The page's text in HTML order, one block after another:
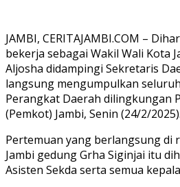
JAMBI, CERITAJAMBI.COM –
bekerja sebagai Wakil Wali Kota
Aljosha didampingi Sekretaris
langsung mengumpulkan
Perangkat Daerah dilingkungan
(Pemkot) Jambi, Senin (24/2/2025).
Pertemuan yang berlangsung di
Jambi gedung Grha Siginjai itu
Asisten Sekda serta semua